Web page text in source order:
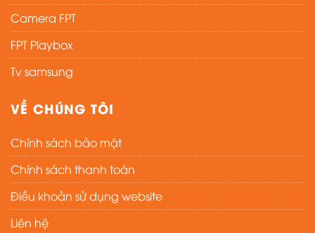
Camera FPT
FPT Playbox
Tv samsung
VỀ CHÚNG TÔI
Chính sách bảo mật
Chính sách thanh toán
Điều khoản sử dụng website
Liên hệ